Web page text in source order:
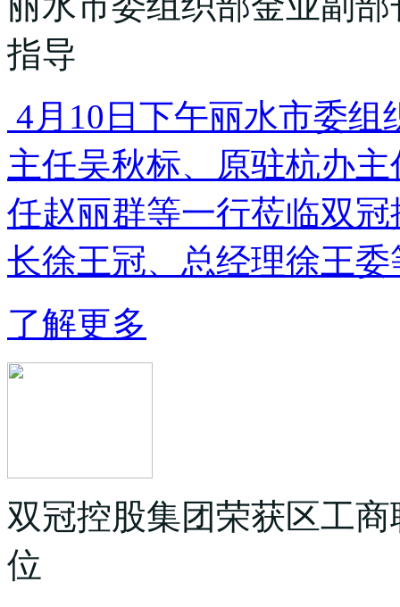
指导
4月10日下午丽水市委
主任吴秋标、原驻杭办
任赵丽群等一行莅临双
长徐王冠、总经理徐王
了解更多
双冠控股集团荣获区工
位